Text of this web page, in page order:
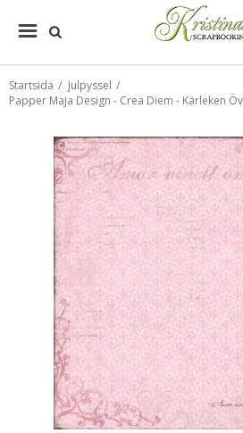
Startsida / Julpyssel /
Papper Maja Design - Crea Diem - Kärleken